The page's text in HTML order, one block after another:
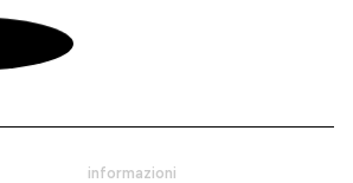
informazioni